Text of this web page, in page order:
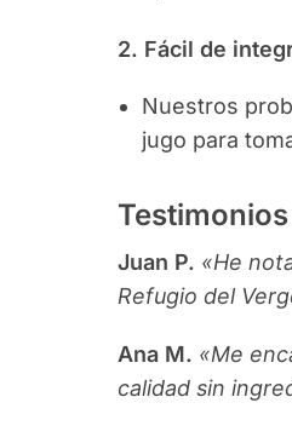
2. Fácil de
Nuestros
jugo para
Juan P. «He
Refugio del
Ana M. «Me
calidad sin